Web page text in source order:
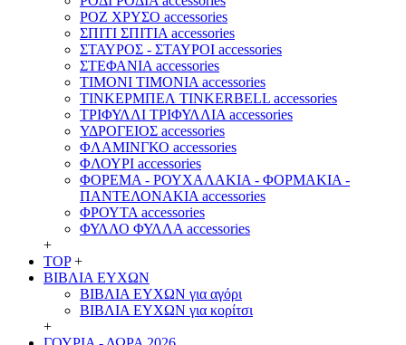
ΡΟΖ ΧΡΥΣΟ accessories
ΣΠΙΤΙ ΣΠΙΤΙΑ accessories
ΣΤΑΥΡΟΣ - ΣΤΑΥΡΟΙ accessories
ΣΤΕΦΑΝΙΑ accessories
ΤΙΜΟΝΙ ΤΙΜΟΝΙΑ accessories
ΤΙΝΚΕΡΜΠΕΛ TINKERBELL accessories
ΤΡΙΦΥΛΛΙ ΤΡΙΦΥΛΛΙΑ accessories
ΥΔΡΟΓΕΙΟΣ accessories
ΦΛΑΜΙΝΓΚΟ accessories
ΦΛΟΥΡΙ accessories
ΦΟΡΕΜΑ - ΡΟΥΧΑΛΑΚΙΑ - ΦΟΡΜΑΚΙΑ -
ΠΑΝΤΕΛΟΝΑΚΙΑ accessories
ΦΡΟΥΤΑ accessories
ΦΥΛΛΟ ΦΥΛΛΑ accessories
+
TOP +
ΒΙΒΛΙΑ ΕΥΧΩΝ
ΒΙΒΛΙΑ ΕΥΧΩΝ για αγόρι
ΒΙΒΛΙΑ ΕΥΧΩΝ για κορίτσι
+